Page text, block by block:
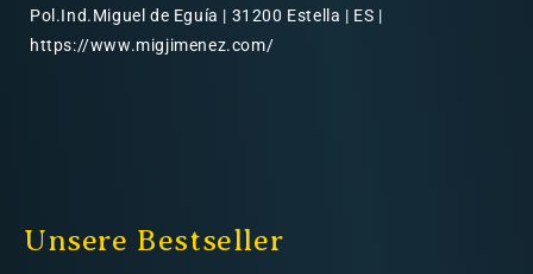
Pol.Ind.Miguel de Eguía | 31200 Estella | ES |
https://www.migjimenez.com/
Unsere Bestseller